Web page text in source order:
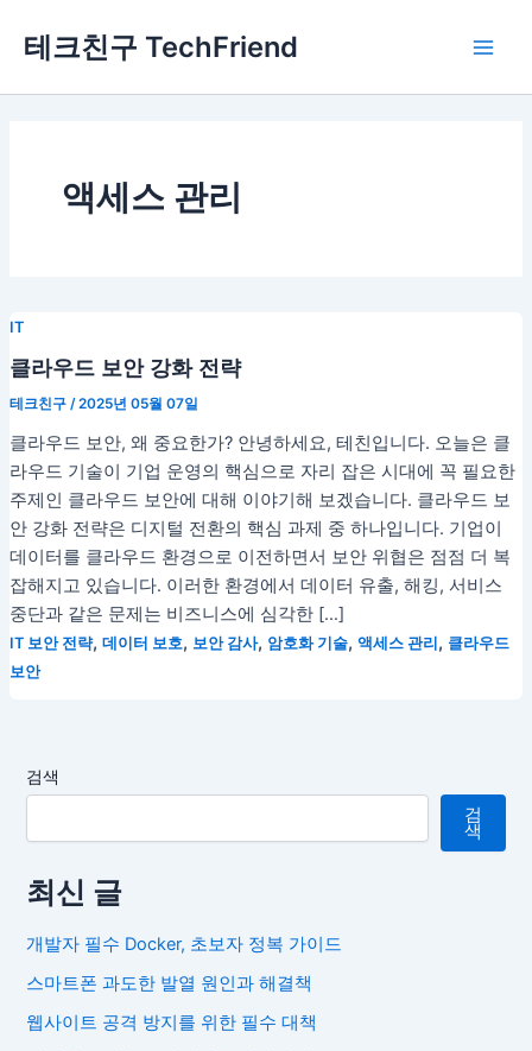
로
테크친구 TechFriend
액세스 관리
IT
클라우드 보안 강화 전략
테크친구 /2025년 05월 07일
클라우드 보안, 왜 중요한가? 안녕하세요, 테친입니다. 오늘은 클
라우드 기술이 기업 운영의 핵심으로 자리 잡은 시대에 꼭 필요한
주제인 클라우드 보안에 대해 이야기해 보겠습니다. 클라우드 보
안 강화 전략은 디지털 전환의 핵심 과제 중 하나입니다. 기업이
데이터를 클라우드 환경으로 이전하면서 보안 위협은 점점 더 복
잡해지고 있습니다. 이러한 환경에서 데이터 유출, 해킹, 서비스
중단과 같은 문제는 비즈니스에 심각한 […]
IT 보안 전략, 데이터 보호, 보안 감사, 암호화 기술, 액세스 관리 , 클라우드
보안
검색
검
색
최신 글
개발자 필수 Docker, 초보자 정복 가이드
스마트폰 과도한 발열 원인과 해결책
웹사이트 공격 방지를 위한 필수 대책